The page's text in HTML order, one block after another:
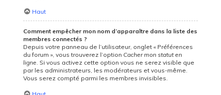
Haut
Comment empêcher mon nom d’apparaître dans la liste des
membres connectés ?
Depuis votre panneau de l’utilisateur, onglet « Préférences
du forum », vous trouverez l’optionCacher mon statut en
ligne . Si vous activez cette option vous ne serez visible que
par les administrateurs, les modérateurs et vous-même.
Vous serez compté parmi les membres invisibles.